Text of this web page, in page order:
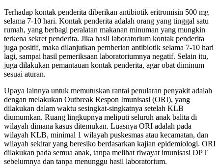
Terhadap kontak penderita diberikan antibiotik eritromisin 500 mg
selama 7-10 hari. Kontak penderita adalah orang yang tinggal satu
rumah, yang berbagi peralatan makanan minuman yang mungkin
terkena sekret penderita. Jika hasil laboratorium kontak penderita
juga positif, maka dilanjutkan pemberian antibiotik selama 7-10 hari
lagi, sampai hasil pemeriksaan laboratoriumnya negatif. Selain itu,
juga dilakukan pemantauan kontak penderita, agar obat diminum
sesuai aturan.
Upaya lainnya untuk memutuskan rantai penularan penyakit adalah
dengan melakukan Outbreak Respon Imunisasi (ORI), yang
dilakukan dalam waktu sesingkat-singkatnya setelah KLB
diumumkan. Ruang lingkupnya meliputi seluruh anak balita di
wilayah dimana kasus ditemukan. Luasnya ORI adalah pada
wilayah KLB, minimal 1 wilayah puskesmas atau kecamatan, dan
wilayah sekitar yang beresiko berdasarkan kajian epidemiologi. ORI
dilakukan pada semua anak, tanpa melihat riwayat imunisasi DPT
sebelumnya dan tanpa menunggu hasil laboratorium.